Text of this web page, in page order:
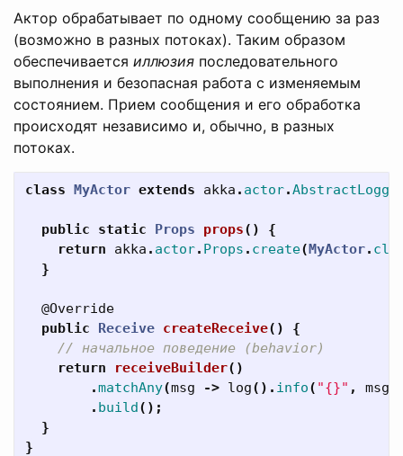
Актор обрабатывает по одному сообщению за раз
(возможно в разных потоках). Таким образом
обеспечивается иллюзия последовательного
выполнения и безопасная работа с изменяемым
состоянием. Прием сообщения и его обработка
происходят независимо и, обычно, в разных
потоках.
class MyActor extends akka . actor.
public static Props props()
{
return
akka . actor. Props . create(MyActor.
}
@Override
public
Receive createReceive()
{
// начальное поведение (behavior)
return
receiveBuilder()
.matchAny(msg -> log(). info( "{}" , msg
. build();
}
}